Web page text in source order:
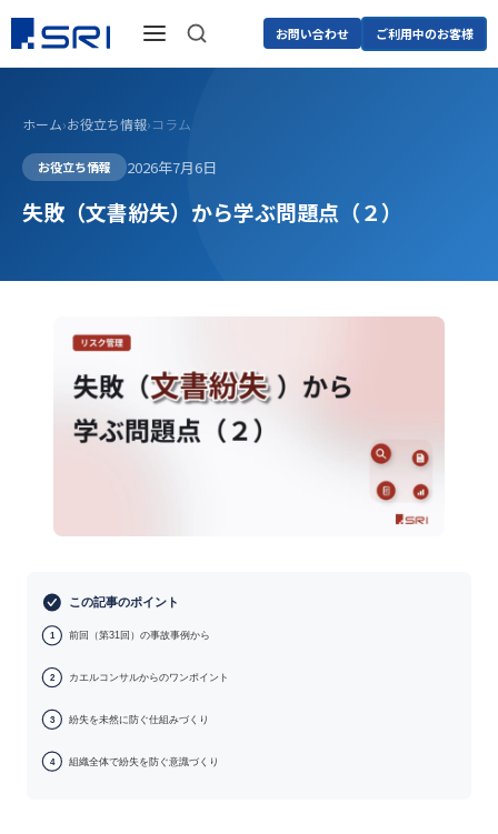
お問い合わせ ご利用中のお客様
ホーム›お役立ち情報›コラム
お役立ち情報 2026年7月6日
失敗（文書紛失）から学ぶ問題点（２）
この記事のポイント
1 前回（第31回）の事故事例から
2 カエルコンサルからのワンポイント
3 紛失を未然に防ぐ仕組みづくり
4 組織全体で紛失を防ぐ意識づくり